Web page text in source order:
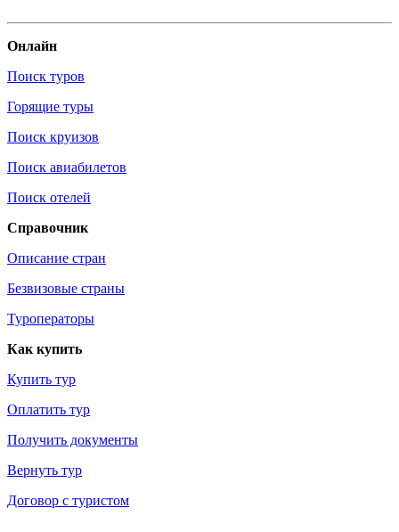
Онлайн
Поиск туров
Горящие туры
Поиск круизов
Поиск авиабилетов
Поиск отелей
Справочник
Описание стран
Безвизовые страны
Туроператоры
Как купить
Купить тур
Оплатить тур
Получить документы
Вернуть тур
Договор с туристом